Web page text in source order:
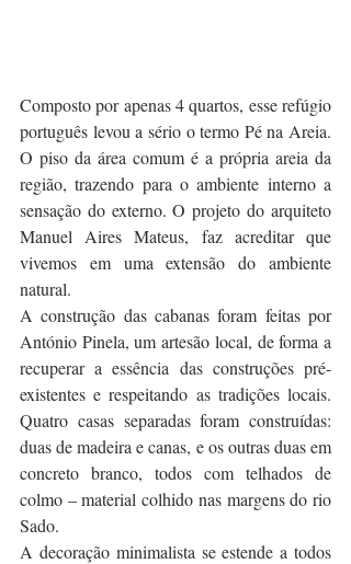
Composto por apenas 4 quartos, esse refúgio
português levou a sério o termo Pé na Areia.
O piso da área comum é a própria areia da
região, trazendo para o ambiente interno a
sensação do externo. O projeto do arquiteto
Manuel Aires Mateus, faz acreditar que
vivemos em uma extensão do ambiente
natural.
A construção das cabanas foram feitas por
António Pinela, um artesão local, de forma a
recuperar a essência das construções pré-
existentes e respeitando as tradições locais.
Quatro casas separadas foram construídas:
duas de madeira e canas, e os outras duas em
concreto branco, todos com telhados de
colmo – material colhido nas margens do rio
Sado.
A decoração minimalista se estende a todos